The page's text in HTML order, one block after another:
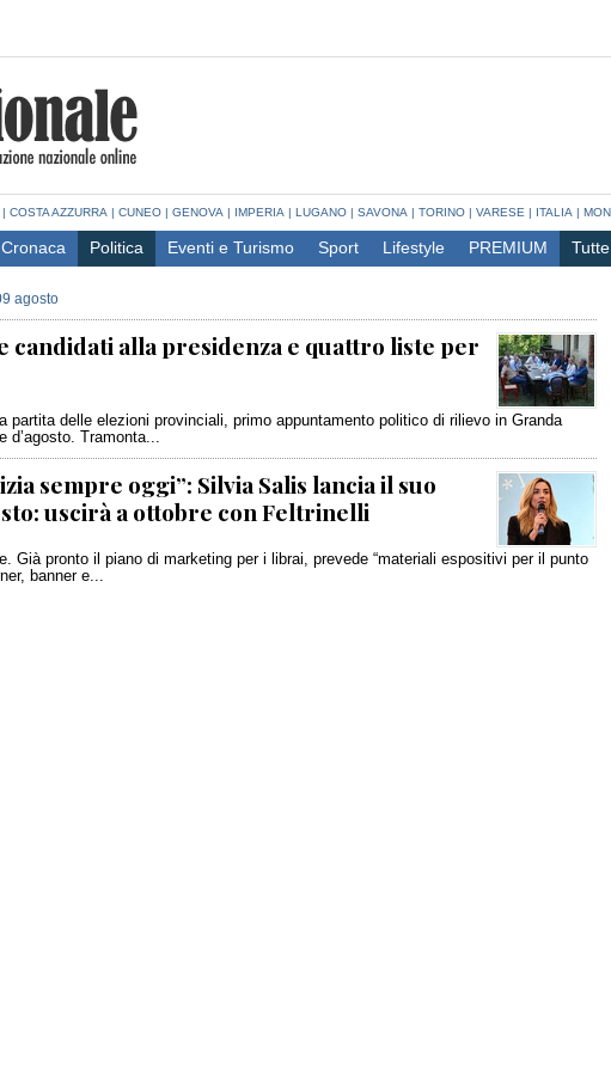
| COSTA AZZURRA | CUNEO | GENOVA | IMPERIA | LUGANO | SAVONA | TORINO | VARESE | ITALIA |
Cronaca Politica Eventi e Turismo Sport Lifestyle PREMIUM
agosto
candidati alla presidenza e quattro liste per
partita delle elezioni provinciali, primo appuntamento politico di rilievo in Granda
d’agosto. Tramonta...
sempre oggi”: Silvia Salis lancia il suo
uscirà a ottobre con Feltrinelli
Già pronto il piano di marketing per i librai, prevede “materiali espositivi per il punto
banner e...